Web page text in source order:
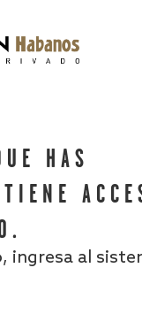
HAS
ingresa al